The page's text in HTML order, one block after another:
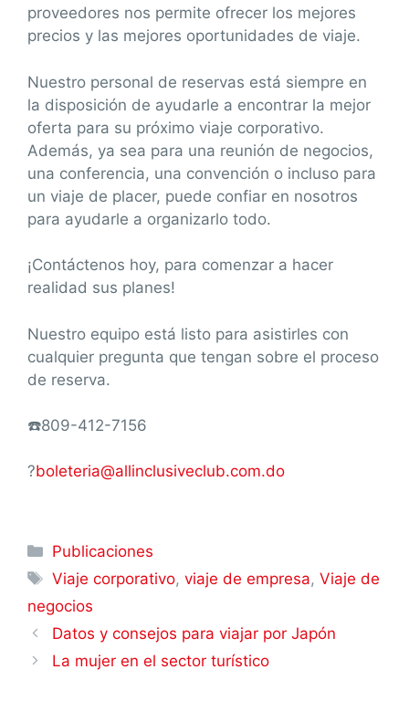
proveedores nos permite ofrecer los mejores
precios y las mejores oportunidades de viaje.
Nuestro personal de reservas está siempre en
la disposición de ayudarle a encontrar la mejor
oferta para su próximo viaje corporativo.
Además, ya sea para una reunión de negocios,
una conferencia, una convención o incluso para
un viaje de placer, puede confiar en nosotros
para ayudarle a organizarlo todo.
¡Contáctenos hoy, para comenzar a hacer
realidad sus planes!
Nuestro equipo está listo para asistirles con
cualquier pregunta que tengan sobre el proceso
de reserva.
☎️809-412-7156
?boleteria@allinclusiveclub.com.do
Publicaciones
Viaje corporativo,viaje de empresa,Viaje de
negocios
Datos y consejos para viajar por Japón
La mujer en el sector turístico